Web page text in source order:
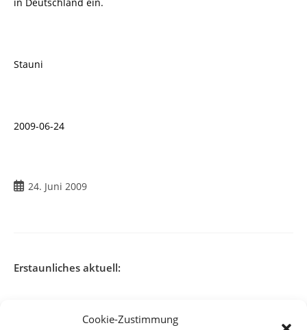
Cookie-Zustimmung
Stauni
2009-06-24
Beitrag
24. Juni 2009
Erstaunliches aktuell:
LIPIZZANER-ALMABTRIEB 2026 – ein gemeinsames Fest in der